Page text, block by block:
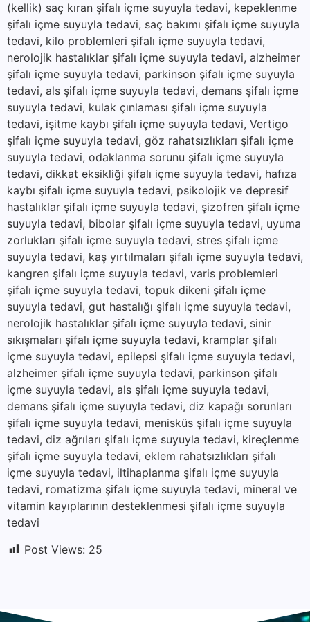
(kellik) saç kıran şifalı içme suyuyla tedavi, kepeklenme
şifalı içme suyuyla tedavi, saç bakımı şifalı içme suyuyla
tedavi, kilo problemleri şifalı içme suyuyla tedavi,
nerolojik hastalıklar şifalı içme suyuyla tedavi, alzheimer
şifalı içme suyuyla tedavi, parkinson şifalı içme suyuyla
tedavi, als şifalı içme suyuyla tedavi, demans şifalı içme
suyuyla tedavi, kulak çınlaması şifalı içme suyuyla
tedavi, işitme kaybı şifalı içme suyuyla tedavi, Vertigo
şifalı içme suyuyla tedavi, göz rahatsızlıkları şifalı içme
suyuyla tedavi, odaklanma sorunu şifalı içme suyuyla
tedavi, dikkat eksikliği şifalı içme suyuyla tedavi, hafıza
kaybı şifalı içme suyuyla tedavi, psikolojik ve depresif
hastalıklar şifalı içme suyuyla tedavi, şizofren şifalı içme
suyuyla tedavi, bibolar şifalı içme suyuyla tedavi, uyuma
zorlukları şifalı içme suyuyla tedavi, stres şifalı içme
suyuyla tedavi, kaş yırtılmaları şifalı içme suyuyla tedavi,
kangren şifalı içme suyuyla tedavi, varis problemleri
şifalı içme suyuyla tedavi, topuk dikeni şifalı içme
suyuyla tedavi, gut hastalığı şifalı içme suyuyla tedavi,
nerolojik hastalıklar şifalı içme suyuyla tedavi, sinir
sıkışmaları şifalı içme suyuyla tedavi, kramplar şifalı
içme suyuyla tedavi, epilepsi şifalı içme suyuyla tedavi,
alzheimer şifalı içme suyuyla tedavi, parkinson şifalı
içme suyuyla tedavi, als şifalı içme suyuyla tedavi,
demans şifalı içme suyuyla tedavi, diz kapağı sorunları
şifalı içme suyuyla tedavi, menisküs şifalı içme suyuyla
tedavi, diz ağrıları şifalı içme suyuyla tedavi, kireçlenme
şifalı içme suyuyla tedavi, eklem rahatsızlıkları şifalı
içme suyuyla tedavi, iltihaplanma şifalı içme suyuyla
tedavi, romatizma şifalı içme suyuyla tedavi, mineral ve
vitamin kayıplarının desteklenmesi şifalı içme suyuyla
tedavi
Post Views: 25